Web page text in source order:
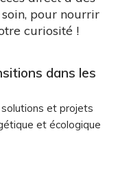
pour nourrir
curiosité !
dans les
et projets
et écologique